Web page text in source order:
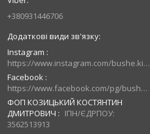
+380931446706
Instagram
https://www.instagram.com/bushe.kiev.ua/
Facebook
https://www.facebook.com/pg/bushe.kiev.ua/posts/
ФОП КОЗИЦЬКИЙ КОСТЯНТИН
ДМИТРОВИЧ
ІПН/ЄДРПОУ:
3562513913